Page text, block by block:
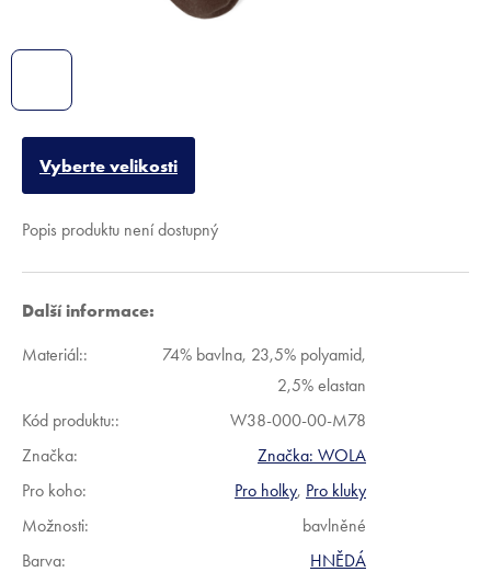
Vyberte velikosti
Popis produktu není dostupný
Další informace:
Materiál::
74% bavlna, 23,5% polyamid,
2,5% elastan
Kód produktu::
W38-000-00-M78
Značka:
Značka: WOLA
Pro koho: Pro holky, Pro kluky
Možnosti:
bavlněné
Barva:
HNĚDÁ